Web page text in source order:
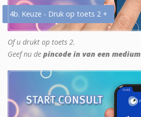
4b. Keuze - Druk op toets 2 +
Of u drukt op toets 2.
Geef nu de pincode in van een medium